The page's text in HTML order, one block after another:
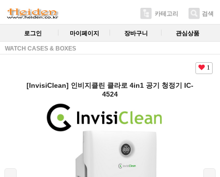
카테고리 검색
로그인 마이페이지 장바구니 관심상품
WATCH CASES & BOXES
1
[InvisiClean] 인비지클린 클라로 4in1 공기 청정기 IC-
4524